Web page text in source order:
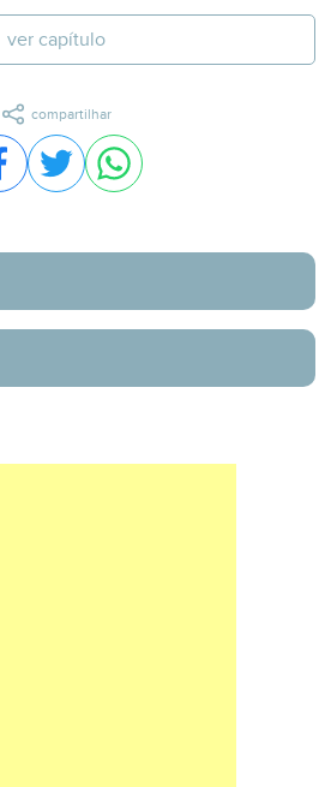
ver capítulo
compartilhar
Compartilhar no Facebook
Compartilhar no Twitter
Compartilhar no